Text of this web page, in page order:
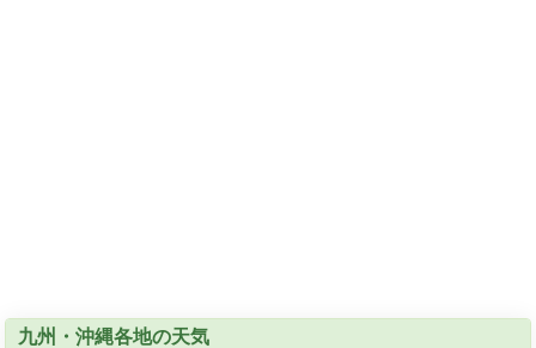
九州・沖縄各地の天気